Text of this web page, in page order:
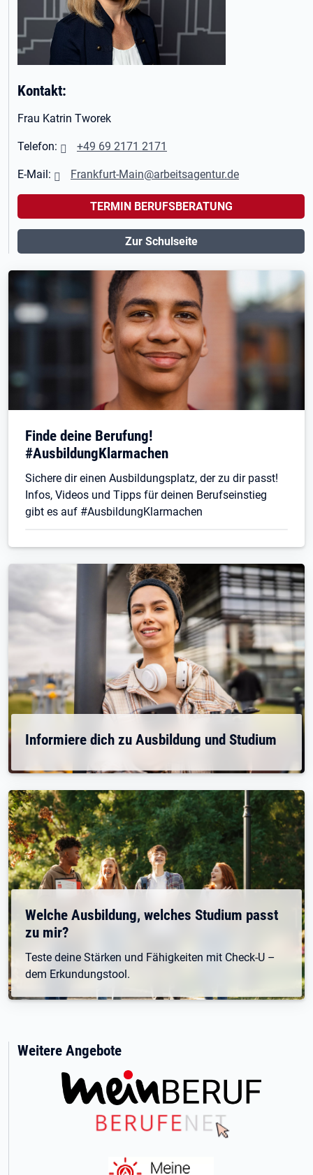
Kontakt:
Frau Katrin Tworek
Telefon: +49 69 2171 2171
E-Mail: Frankfurt-Main@arbeitsagentur.de
TERMIN BERUFSBERATUNG
Zur Schulseite
Finde deine Berufung!
#AusbildungKlarmachen
Sichere dir einen Ausbildungsplatz, der zu dir passt!
Infos, Videos und Tipps für deinen Berufseinstieg
gibt es auf #AusbildungKlarmachen
Informiere dich zu Ausbildung und Studium
Welche Ausbildung, welches Studium passt
zu mir?
Teste deine Stärken und Fähigkeiten mit Check-U –
dem Erkundungstool.
Weitere Angebote